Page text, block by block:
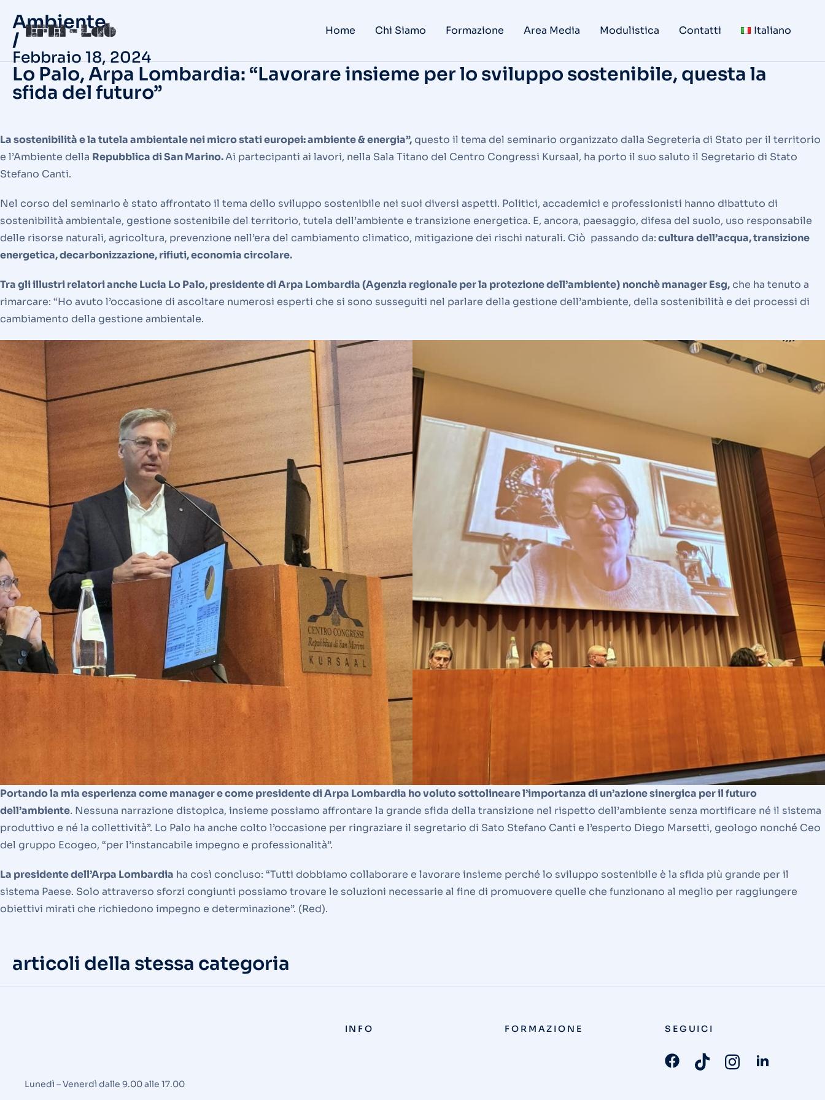
Home Chi Siamo Formazione Area Media Modulistica Contatti Italiano
Ambiente
/
Febbraio 18, 2024
Lo Palo, Arpa Lombardia: “Lavorare insieme per lo sviluppo sostenibile, questa la
sfida del futuro”
La sostenibilità e la tutela ambientale nei micro stati europei: ambiente & energia”,questo il tema del seminario organizzato dalla Segreteria di Stato per il territorio
e l’Ambiente della Repubblica di San Marino.Ai partecipanti ai lavori, nella Sala Titano del Centro Congressi Kursaal, ha porto il suo saluto il Segretario di Stato
Stefano Canti.
Nel corso del seminario è stato affrontato il tema dello sviluppo sostenibile nei suoi diversi aspetti. Politici, accademici e professionisti hanno dibattuto di
sostenibilità ambientale, gestione sostenibile del territorio, tutela dell’ambiente e transizione energetica. E, ancora, paesaggio, difesa del suolo, uso responsabile
delle risorse naturali, agricoltura, prevenzione nell’era del cambiamento climatico, mitigazione dei rischi naturali. Ciò passando da:cultura dell’acqua, transizione
energetica, decarbonizzazione, rifiuti, economia circolare.
Tra gli illustri relatori anche Lucia Lo Palo, presidente di Arpa Lombardia (Agenzia regionale per la protezione dell’ambiente) nonchè manager Esg,che ha tenuto a
rimarcare: “Ho avuto l’occasione di ascoltare numerosi esperti che si sono susseguiti nel parlare della gestione dell’ambiente, della sostenibilità e dei processi di
cambiamento della gestione ambientale.
Portando la mia esperienza come manager e come presidente di Arpa Lombardia ho voluto sottolineare l’importanza di un’azione sinergica per il futuro
dell’ambiente. Nessuna narrazione distopica, insieme possiamo affrontare la grande sfida della transizione nel rispetto dell’ambiente senza mortificare né il sistema
produttivo e né la collettività”. Lo Palo ha anche colto l’occasione per ringraziare il segretario di Sato Stefano Canti e l’esperto Diego Marsetti, geologo nonché Ceo
del gruppo Ecogeo, “per l’instancabile impegno e professionalità”.
La presidente dell’Arpa Lombardia ha così concluso: “Tutti dobbiamo collaborare e lavorare insieme perché lo sviluppo sostenibile è la sfida più grande per il
sistema Paese. Solo attraverso sforzi congiunti possiamo trovare le soluzioni necessarie al fine di promuovere quelle che funzionano al meglio per raggiungere
obiettivi mirati che richiedono impegno e determinazione”. (Red).
articoli della stessa categoria
Lunedì – Venerdì dalle 9.00 alle 17.00
INFO FORMAZIONE SEGUICI